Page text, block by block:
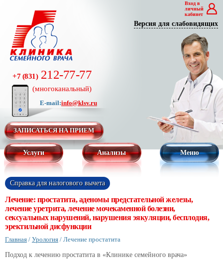
ЗАПИСАТЬСЯ НА ПРИЕМ
E-mail:info@klsv.ru
+7 (831)212-77-77
(многоканальный)
Версия для слабовидящих
Вход в
личный
кабинет
Услуги Анализы Меню
Справка для налогового вычета
Лечение: простатита, аденомы предстательной железы,
лечение уретрита, лечение мочекаменной болезни,
сексуальных нарушений, нарушения эякуляции, бесплодия,
эректильной дисфункции
Главная / Урология / Лечение простатита
Подход к лечению простатита в «Клинике семейного врача»